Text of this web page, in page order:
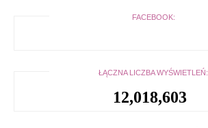
FACEBOOK:
ŁĄCZNA LICZBA WYŚWIETLEŃ:
12,018,603